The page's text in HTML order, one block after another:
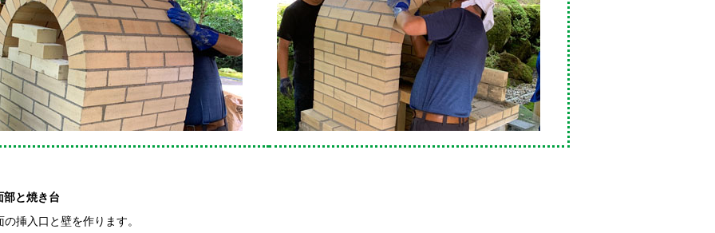
部と焼き台
挿入口と壁を作ります。